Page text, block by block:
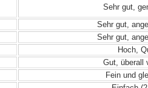
Sehr gut,
Sehr gut,
Sehr gut,
Hoch,
Gut, überall
Fein und